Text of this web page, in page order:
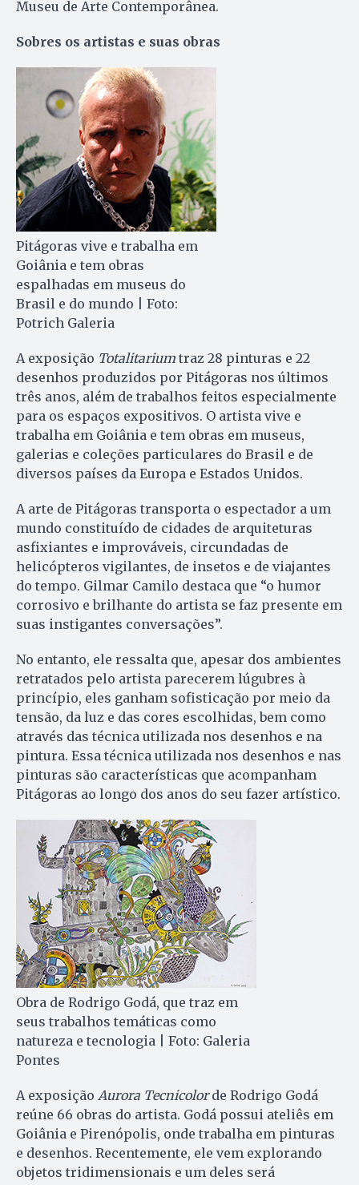
Museu de Arte Contemporânea.
Sobres os artistas e suas obras
Pitágoras vive e trabalha em
Goiânia e tem obras
espalhadas em museus do
Brasil e do mundo | Foto:
Potrich Galeria
A exposição Totalitarium traz 28 pinturas e 22
desenhos produzidos por Pitágoras nos últimos
três anos, além de trabalhos feitos especialmente
para os espaços expositivos. O artista vive e
trabalha em Goiânia e tem obras em museus,
galerias e coleções particulares do Brasil e de
diversos países da Europa e Estados Unidos.
A arte de Pitágoras transporta o espectador a um
mundo constituído de cidades de arquiteturas
asfixiantes e improváveis, circundadas de
helicópteros vigilantes, de insetos e de viajantes
do tempo. Gilmar Camilo destaca que “o humor
corrosivo e brilhante do artista se faz presente em
suas instigantes conversações”.
No entanto, ele ressalta que, apesar dos ambientes
retratados pelo artista parecerem lúgubres à
princípio, eles ganham sofisticação por meio da
tensão, da luz e das cores escolhidas, bem como
através das técnica utilizada nos desenhos e na
pintura. Essa técnica utilizada nos desenhos e nas
pinturas são características que acompanham
Pitágoras ao longo dos anos do seu fazer artístico.
Obra de Rodrigo Godá, que traz em
seus trabalhos temáticas como
natureza e tecnologia | Foto: Galeria
Pontes
A exposição Aurora Tecnicolorde Rodrigo Godá
reúne 66 obras do artista. Godá possui ateliês em
Goiânia e Pirenópolis, onde trabalha em pinturas
e desenhos. Recentemente, ele vem explorando
objetos tridimensionais e um deles será